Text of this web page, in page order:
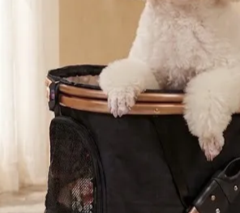
分離蛋白)精選高消化性蛋白質具有極易
分析》蛋白質：30%、脂肪：20%、纖維